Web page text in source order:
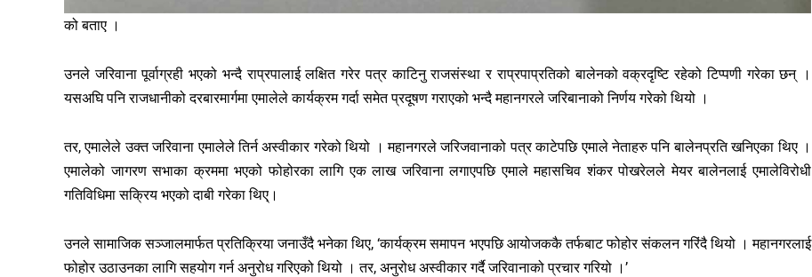
को बताए ।
उनले जरिवाना पूर्वाग्रही भएको भन्दै राप्रपालाई लक्षित गरेर पत्र काटिनु राजसंस्था र राप्रपाप्रतिको बालेनको वक्रदृष्टि रहेको टिप्पणी गरेका छन् ।
यसअघि पनि राजधानीको दरबारमार्गमा एमालेले कार्यक्रम गर्दा समेत प्रदूषण गराएको भन्दै महानगरले जरिबानाको निर्णय गरेको थियो ।
तर, एमालेले उक्त जरिवाना एमालेले तिर्न अस्वीकार गरेको थियो । महानगरले जरिजवानाको पत्र काटेपछि एमाले नेताहरु पनि बालेनप्रति खनिएका थिए ।
एमालेको जागरण सभाका क्रममा भएको फोहोरका लागि एक लाख जरिवाना लगाएपछि एमाले महासचिव शंकर पोखरेलले मेयर बालेनलाई एमालेविरोधी
गतिविधिमा सक्रिय भएको दाबी गरेका थिए्।
उनले सामाजिक सञ्जालमार्फत प्रतिक्रिया जनाउँदै भनेका थिए, ‘कार्यक्रम समापन भएपछि आयोजककै तर्फबाट फोहोर संकलन गरिंदै थियो । महानगरलाई
फोहोर उठाउनका लागि सहयोग गर्न अनुरोध गरिएको थियो । तर, अनुरोध अस्वीकार गर्दै जरिवानाको प्रचार गरियो ।’